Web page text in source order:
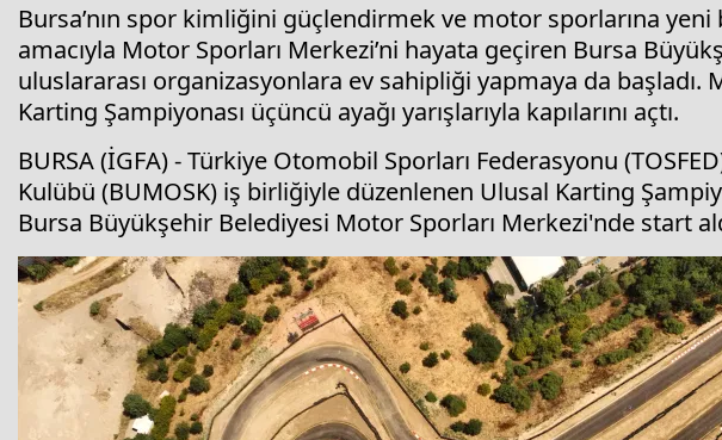
Bursa’nın spor kimliğini güçlendirmek ve motor sporlarına
amacıyla Motor Sporları Merkezi’ni hayata geçiren Bursa
uluslararası organizasyonlara ev sahipliği yapmaya da başladı.
Karting Şampiyonası üçüncü ayağı yarışlarıyla kapılarını açtı.
BURSA (İGFA) - Türkiye Otomobil Sporları Federasyonu
Kulübü (BUMOSK) iş birliğiyle düzenlenen Ulusal Karting
Bursa Büyükşehir Belediyesi Motor Sporları Merkezi'nde start